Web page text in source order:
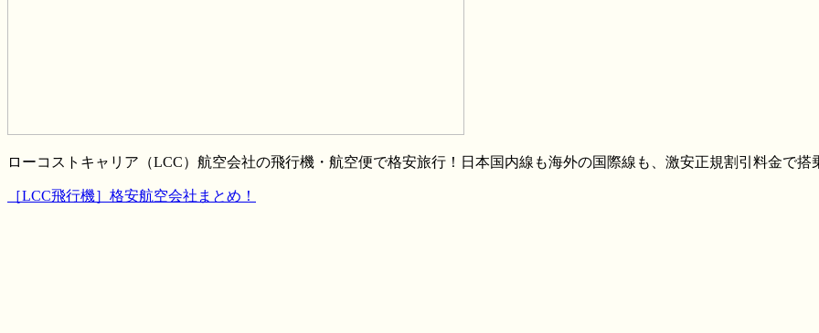
ローコストキャリア（LCC）航空会社の飛行機・航空便で格安旅行！日本国内線も海外の国際線も、激安正規割引料金で搭
［LCC飛行機］格安航空会社まとめ！